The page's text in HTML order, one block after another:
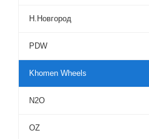
Н.Новгород
PDW
Khomen Wheels
N2O
OZ